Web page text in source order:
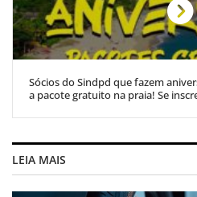
Sócios do Sindpd que fazem
a pacote gratuito na praia! Se
LEIA MAIS